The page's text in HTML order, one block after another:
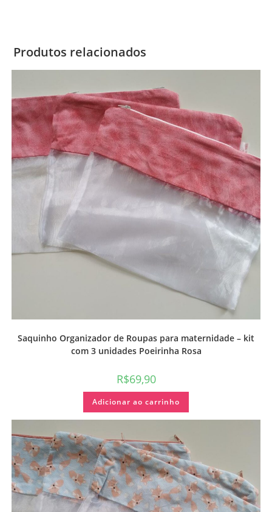
Produtos relacionados
Saquinho Organizador de Roupas para maternidade – kit
com 3 unidades Poeirinha Rosa
R$69,90
Adicionar ao carrinho